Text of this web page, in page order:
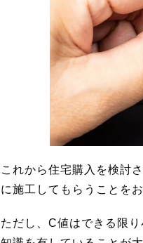
これから住宅購入を検討
に施工してもらうことを
ただし、C値はできる限